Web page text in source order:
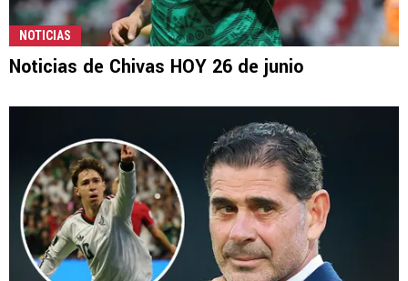
NOTICIAS
Noticias de Chivas HOY 26 de junio